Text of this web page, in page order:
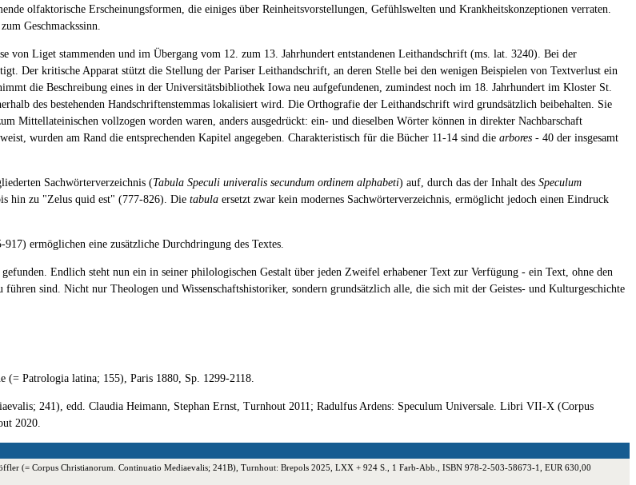
olfaktorische Erscheinungsformen, die einiges über Reinheitsvorstellungen, Gefühlswelten und Krankheitskonzeptionen verraten.
Geschmackssinn.
Liget stammenden und im Übergang vom 12. zum 13. Jahrhundert entstandenen Leithandschrift (ms. lat. 3240). Bei der
Der kritische Apparat stützt die Stellung der Pariser Leithandschrift, an deren Stelle bei den wenigen Beispielen von Textverlust ein
die Beschreibung eines in der Universitätsbibliothek Iowa neu aufgefundenen, zumindest noch im 18. Jahrhundert im Kloster St.
des bestehenden Handschriftenstemmas lokalisiert wird. Die Orthografie der Leithandschrift wird grundsätzlich beibehalten. Sie
Mittellateinischen vollzogen worden waren, anders ausgedrückt: ein- und dieselben Wörter können in direkter Nachbarschaft
wurden am Rand die entsprechenden Kapitel angegeben. Charakteristisch für die Bücher 11-14 sind die arbores - 40 der insgesamt
Sachwörterverzeichnis (Tabula Speculi univeralis secundum ordinem alphabeti) auf, durch das der Inhalt des Speculum
hin zu "Zelus quid est" (777-826). Die tabula ersetzt zwar kein modernes Sachwörterverzeichnis, ermöglicht jedoch einen Eindruck
ermöglichen eine zusätzliche Durchdringung des Textes.
Endlich steht nun ein in seiner philologischen Gestalt über jeden Zweifel erhabener Text zur Verfügung - ein Text, ohne den
sind. Nicht nur Theologen und Wissenschaftshistoriker, sondern grundsätzlich alle, die sich mit der Geistes- und Kulturgeschichte
(= Patrologia latina; 155), Paris 1880, Sp. 1299-2118.
241), edd. Claudia Heimann, Stephan Ernst, Turnhout 2011; Radulfus Ardens: Speculum Universale. Libri VII-X (Corpus
2020.
(= Corpus Christianorum. Continuatio Mediaevalis; 241B), Turnhout: Brepols 2025, LXX + 924 S., 1 Farb-Abb., ISBN 978-2-503-58673-1, EUR 630,00